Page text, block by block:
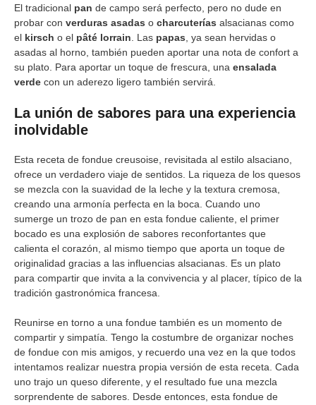
El tradicional pan de campo será perfecto, pero no dude en
probar con verduras asadas o charcuterías alsacianas como
el kirsch o el pâté lorrain. Las papas, ya sean hervidas o
asadas al horno, también pueden aportar una nota de confort a
su plato. Para aportar un toque de frescura, una ensalada
verde con un aderezo ligero también servirá.
La unión de sabores para una experiencia
inolvidable
Esta receta de fondue creusoise, revisitada al estilo alsaciano,
ofrece un verdadero viaje de sentidos. La riqueza de los quesos
se mezcla con la suavidad de la leche y la textura cremosa,
creando una armonía perfecta en la boca. Cuando uno
sumerge un trozo de pan en esta fondue caliente, el primer
bocado es una explosión de sabores reconfortantes que
calienta el corazón, al mismo tiempo que aporta un toque de
originalidad gracias a las influencias alsacianas. Es un plato
para compartir que invita a la convivencia y al placer, típico de la
tradición gastronómica francesa.
Reunirse en torno a una fondue también es un momento de
compartir y simpatía. Tengo la costumbre de organizar noches
de fondue con mis amigos, y recuerdo una vez en la que todos
intentamos realizar nuestra propia versión de esta receta. Cada
uno trajo un queso diferente, y el resultado fue una mezcla
sorprendente de sabores. Desde entonces, esta fondue de